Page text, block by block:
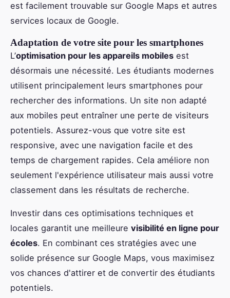
est facilement trouvable sur Google Maps et autres
services locaux de Google.
Adaptation de votre site pour les smartphones
L’optimisation pour les appareils mobiles est
désormais une nécessité. Les étudiants modernes
utilisent principalement leurs smartphones pour
rechercher des informations. Un site non adapté
aux mobiles peut entraîner une perte de visiteurs
potentiels. Assurez-vous que votre site est
responsive, avec une navigation facile et des
temps de chargement rapides. Cela améliore non
seulement l'expérience utilisateur mais aussi votre
classement dans les résultats de recherche.
Investir dans ces optimisations techniques et
locales garantit une meilleure visibilité en ligne pour
écoles. En combinant ces stratégies avec une
solide présence sur Google Maps, vous maximisez
vos chances d'attirer et de convertir des étudiants
potentiels.